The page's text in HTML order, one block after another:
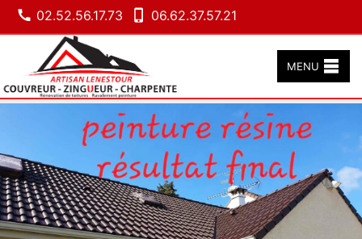
02.52.56.17.73 06.62.37.57.21
MENU